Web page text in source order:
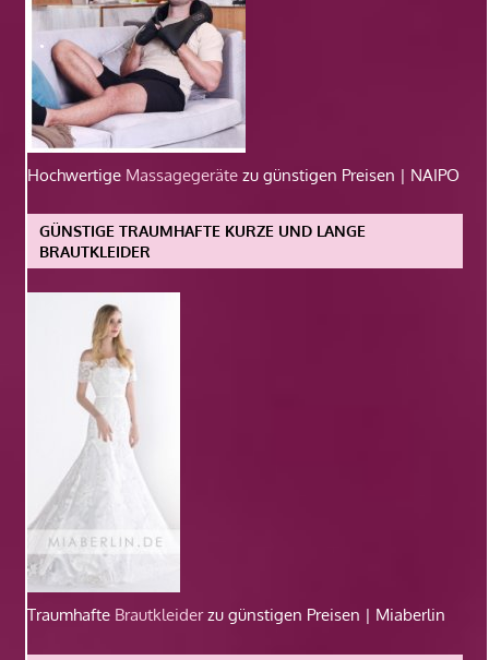
Hochwertige Massagegeräte zu günstigen Preisen | NAIPO
GÜNSTIGE TRAUMHAFTE KURZE UND LANGE
BRAUTKLEIDER
Traumhafte Brautkleiderzu günstigen Preisen | Miaberlin